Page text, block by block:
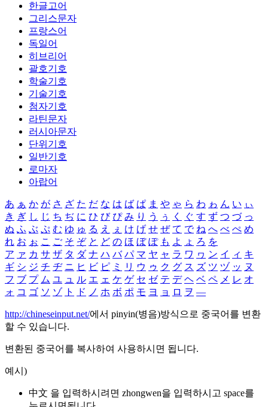
한글고어
그리스문자
프랑스어
독일어
히브리어
괄호기호
학술기호
기술기호
첨자기호
라틴문자
러시아문자
단위기호
일반기호
로마자
아랍어
あ ぁ か が さ ざ た だ な は ば ぱ ま や ゃ ら わ ゎ ん い ぃ
き ぎ し じ ち ぢ に ひ び ぴ み り う ぅ く ぐ す ず つ づ っ
ぬ ふ ぶ ぷ む ゆ ゅ る え ぇ け げ せ ぜ て で ね へ べ ぺ め
れ お ぉ こ ご そ ぞ と ど の ほ ぼ ぽ も よ ょ ろ を
ア ァ カ サ ザ タ ダ ナ ハ バ パ マ ヤ ャ ラ ワ ヮ ン イ ィ キ
ギ シ ジ チ ヂ ニ ヒ ビ ピ ミ リ ウ ゥ ク グ ス ズ ツ ヅ ッ ヌ
フ ブ プ ム ユ ュ ル エ ェ ケ ゲ セ ゼ テ デ ヘ ベ ペ メ レ オ
ォ コ ゴ ソ ゾ ト ド ノ ホ ボ ポ モ ヨ ョ ロ ヲ ―
http://chineseinput.net/에서 pinyin(병음)방식으로 중국어를 변환
할 수 있습니다.
변환된 중국어를 복사하여 사용하시면 됩니다.
예시)
中文 을 입력하시려면 zhongwen을 입력하시고 space를